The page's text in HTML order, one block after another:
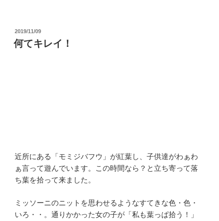
投
稿
日:
2019/11/09
何てキレイ！
近所にある「モミジバフウ」が紅葉し、子供達がわぁわ
ぁ言って遊んでいます。この時間なら？と立ち寄って落
ち葉を拾って来ました。
ミッソーニのニットを思わせるようなすてきな色・色・
いろ・・。通りかかった女の子が「私も葉っぱ拾う！」